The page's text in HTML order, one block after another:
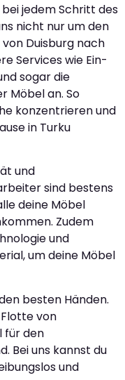
jedem Schritt des
nicht nur um den
Duisburg nach
Services wie Ein-
sogar die
Möbel an. So
konzentrieren und
in Turku
und
sind bestens
deine Möbel
Zudem
und
um deine Möbel
besten Händen.
von
für den
Bei uns kannst du
und